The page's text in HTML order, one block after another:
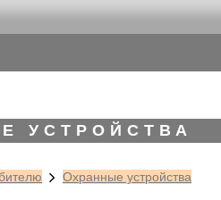
УСТРОЙСТВА
Охранные устройства